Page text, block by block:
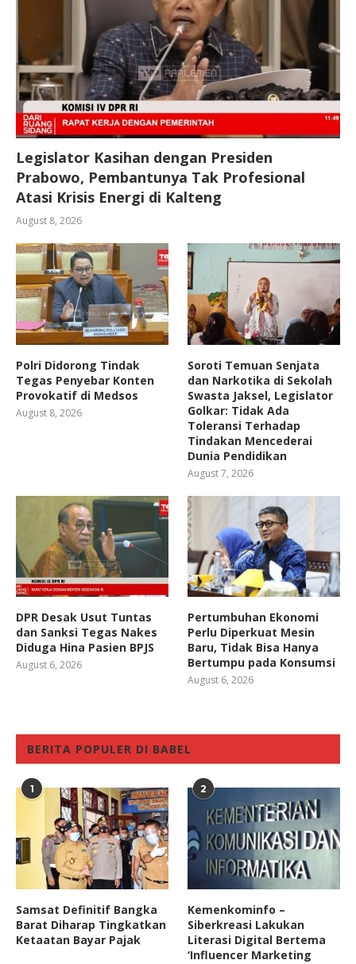
Legislator Kasihan dengan Presiden
Prabowo, Pembantunya Tak Profesional
Atasi Krisis Energi di Kalteng
August 8, 2026
Polri Didorong Tindak
Tegas Penyebar Konten
Provokatif di Medsos
August 8, 2026
Soroti Temuan Senjata
dan Narkotika di Sekolah
Swasta Jaksel, Legislator
Golkar: Tidak Ada
Toleransi Terhadap
Tindakan Mencederai
Dunia Pendidikan
August 7, 2026
DPR Desak Usut Tuntas
dan Sanksi Tegas Nakes
Diduga Hina Pasien BPJS
August 6, 2026
Pertumbuhan Ekonomi
Perlu Diperkuat Mesin
Baru, Tidak Bisa Hanya
Bertumpu pada Konsumsi
August 6, 2026
BERITA POPULER DI BABEL
1
Samsat Definitif Bangka
Barat Diharap Tingkatkan
Ketaatan Bayar Pajak
2
Kemenkominfo –
Siberkreasi Lakukan
Literasi Digital Bertema
‘Influencer Marketing